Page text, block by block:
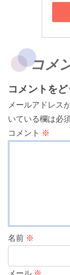
コメ
コメントを
メールアドレス
いている欄は必
コメント ※
名前 ※